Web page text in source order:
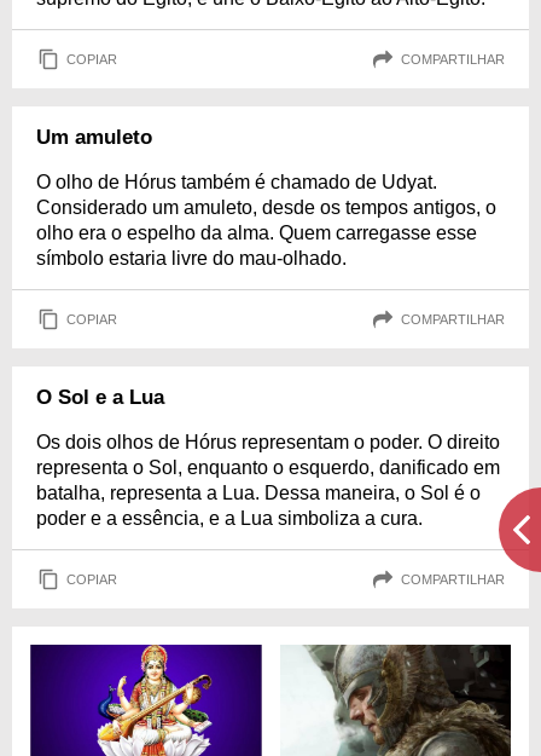
COPIAR COMPARTILHAR
Um amuleto
O olho de Hórus também é chamado de Udyat.
Considerado um amuleto, desde os tempos antigos, o
olho era o espelho da alma. Quem carregasse esse
símbolo estaria livre do mau-olhado.
COPIAR COMPARTILHAR
O Sol e a Lua
Os dois olhos de Hórus representam o poder. O direito
representa o Sol, enquanto o esquerdo, danificado em
batalha, representa a Lua. Dessa maneira, o Sol é o
poder e a essência, e a Lua simboliza a cura.
COPIAR COMPARTILHAR